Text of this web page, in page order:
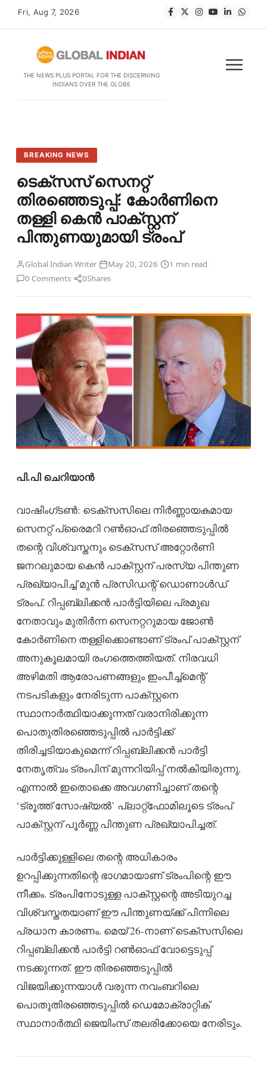
Fri, Aug 7, 2026
THE NEWS PLUS PORTAL FOR THE DISCERNING
INDIANS OVER THE GLOBE
BREAKING NEWS
ടെക്സസ് സെനറ്റ്
തിരഞ്ഞെടുപ്പ്: കോർണിനെ
തള്ളി കെൻ പാക്സ്റ്റന്
പിന്തുണയുമായി ട്രംപ്
Global Indian Writer· May 20, 2026· 1 min read·
0 Comments· 0Shares
പി.പി ചെറിയാൻ
വാഷിംഗ്ടൺ: ടെക്സസിലെ നിർണ്ണായകമായ
സെനറ്റ് പ്രൈമറി റൺഓഫ് തിരഞ്ഞെടുപ്പിൽ
തന്റെ വിശ്വസ്തനും ടെക്സസ് അറ്റോർണി
ജനറലുമായ കെൻ പാക്സ്റ്റന് പരസ്യ പിന്തുണ
പ്രഖ്യാപിച്ച് മുൻ പ്രസിഡന്റ് ഡൊണാൾഡ്
ട്രംപ്. റിപ്പബ്ലിക്കൻ പാർട്ടിയിലെ പ്രമുഖ
നേതാവും മുതിർന്ന സെനറ്ററുമായ ജോൺ
കോർണിനെ തള്ളിക്കൊണ്ടാണ് ട്രംപ് പാക്സ്റ്റന്
അനുകൂലമായി രംഗത്തെത്തിയത്. നിരവധി
അഴിമതി ആരോപണങ്ങളും ഇംപീച്ച്‌മെന്റ്
നടപടികളും നേരിടുന്ന പാക്സ്റ്റനെ
സ്ഥാനാർത്ഥിയാക്കുന്നത് വരാനിരിക്കുന്ന
പൊതുതിരഞ്ഞെടുപ്പിൽ പാർട്ടിക്ക്
തിരിച്ചടിയാകുമെന്ന് റിപ്പബ്ലിക്കൻ പാർട്ടി
നേതൃത്വം ട്രംപിന് മുന്നറിയിപ്പ് നൽകിയിരുന്നു.
എന്നാൽ ഇതൊക്കെ അവഗണിച്ചാണ് തന്റെ
‘ട്രൂത്ത് സോഷ്യൽ’ പ്ലാറ്റ്‌ഫോമിലൂടെ ട്രംപ്
പാക്സ്റ്റന് പൂർണ്ണ പിന്തുണ പ്രഖ്യാപിച്ചത്.
പാർട്ടിക്കുള്ളിലെ തന്റെ അധികാരം
ഉറപ്പിക്കുന്നതിന്റെ ഭാഗമായാണ് ട്രംപിന്റെ ഈ
നീക്കം. ട്രംപിനോടുള്ള പാക്സ്റ്റന്റെ അടിയുറച്ച
വിശ്വസ്തതയാണ് ഈ പിന്തുണയ്ക്ക് പിന്നിലെ
പ്രധാന കാരണം. മെയ് 26-നാണ് ടെക്സസിലെ
റിപ്പബ്ലിക്കൻ പാർട്ടി റൺഓഫ് വോട്ടെടുപ്പ്
നടക്കുന്നത്. ഈ തിരഞ്ഞെടുപ്പിൽ
വിജയിക്കുന്നയാൾ വരുന്ന നവംബറിലെ
പൊതുതിരഞ്ഞെടുപ്പിൽ ഡെമോക്രാറ്റിക്
സ്ഥാനാർത്ഥി ജെയിംസ് തലരിക്കോയെ നേരിടും.